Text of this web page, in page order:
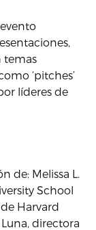
temas
‘pitches’
líderes de
de: Melissa L.
School
Harvard
directora